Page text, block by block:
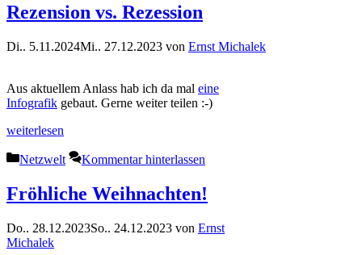
Rezension vs. Rezession
Di.. 5.11.2024Mi.. 27.12.2023 von Ernst Michalek
Aus aktuellem Anlass hab ich da mal eine
Infografik gebaut. Gerne weiter teilen :-)
weiterlesen
Kategorien
Netzwelt Kommentar hinterlassen
Fröhliche Weihnachten!
Do.. 28.12.2023So.. 24.12.2023 von Ernst
Michalek